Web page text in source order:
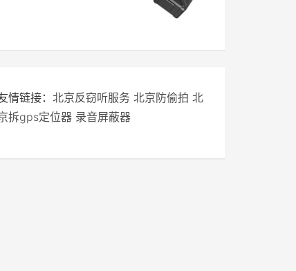
情链接： 北京反窃听服务 北京防偷拍 北
拆gps定位器 录音屏蔽器